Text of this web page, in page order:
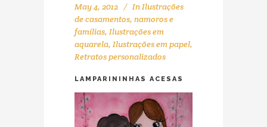
May 4, 2012 InIlustrações
de casamentos, namoros e
famílias, Ilustrações em
aquarela, Ilustrações em papel,
Retratos personalizados
LAMPARININHAS ACESAS